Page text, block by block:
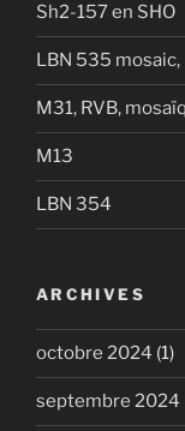
Sh2-157 en SHO
LBN 535 mosaic,
M31, RVB,
M13
LBN 354
ARCHIVES
octobre 2024 (1)
septembre 2024